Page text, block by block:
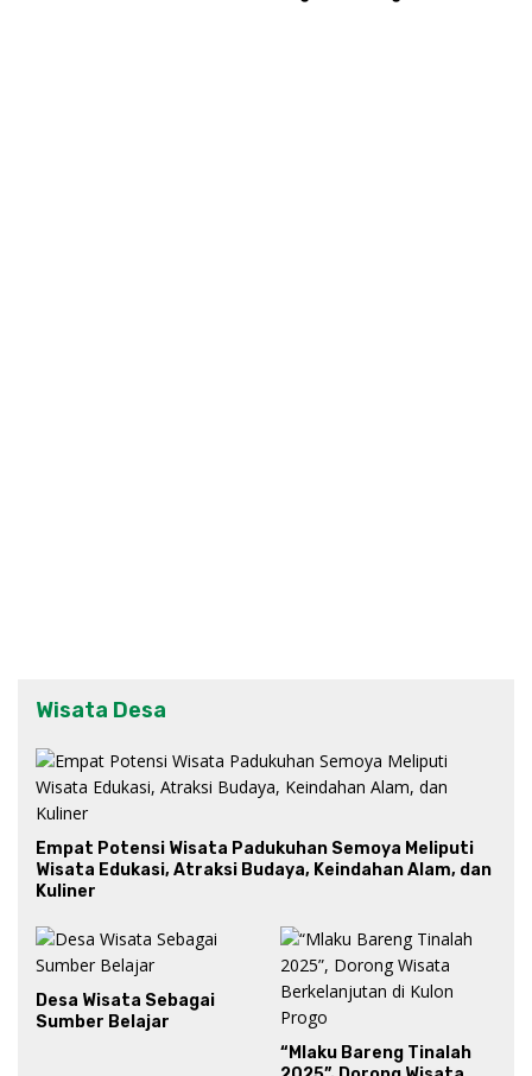
Wisata Desa
Empat Potensi Wisata Padukuhan Semoya Meliputi
Wisata Edukasi, Atraksi Budaya, Keindahan Alam, dan
Kuliner
Desa Wisata Sebagai
Sumber Belajar
“Mlaku Bareng Tinalah